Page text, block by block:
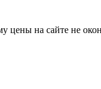
цены на сайте не